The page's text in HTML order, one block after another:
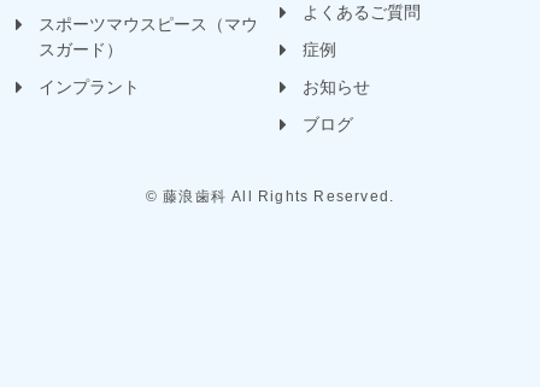
スポーツマウスピース（マウ
スガード）
インプラント
よくあるご質問
症例
お知らせ
ブログ
© 藤浪歯科 All Rights Reserved.